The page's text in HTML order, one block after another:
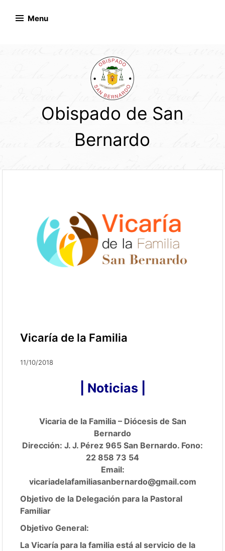
Menu
Obispado de San
Bernardo
Vicaría de la Familia
11/10/2018
Noticias|
Vicaria de la Familia – Diócesis de San
Bernardo
Dirección: J. J. Pérez 965 San Bernardo. Fono:
22 858 73 54
Email:
vicariadelafamiliasanbernardo@gmail.com
Objetivo de la Delegación para la Pastoral
Familiar
Objetivo General:
La Vicaría para la familia está al servicio de la